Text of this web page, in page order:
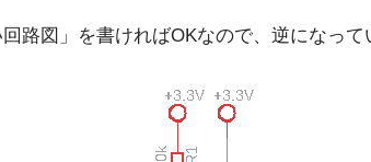
回路図」を書ければOKなので、逆になって